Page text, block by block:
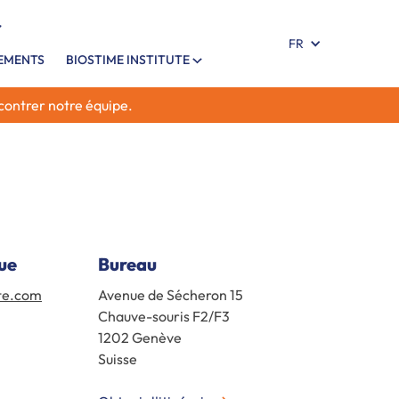
BIOSTIME INSTITUTE
FR
notre équipe.
Bureau
Avenue de Sécheron 15
Chauve-souris F2/F3
1202 Genève
Suisse